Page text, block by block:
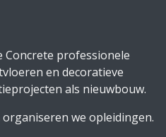
Concrete professionele
en decoratieve
als nieuwbouw.
we opleidingen.